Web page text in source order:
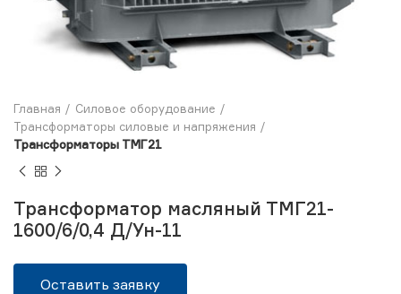
Главная
Силовое оборудование
Трансформаторы силовые и напряжения
Трансформаторы ТМГ21
Трансформатор масляный ТМГ21-
1600/6/0,4 Д/Ун-11
Оставить заявку